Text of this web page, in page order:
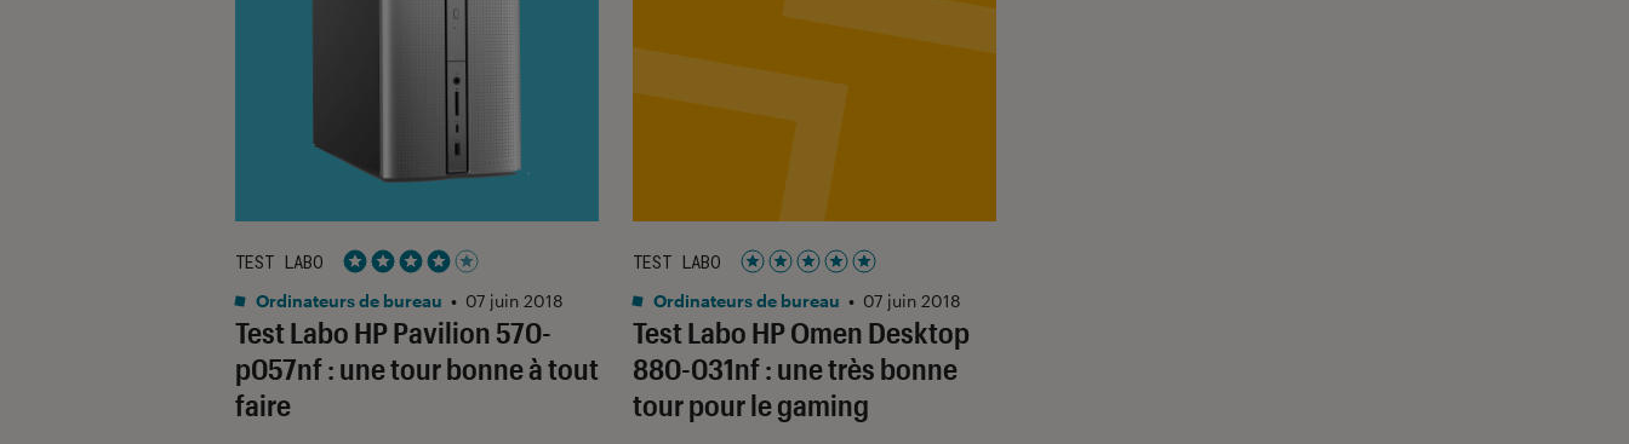
Test Labo HP Pavilion 570-
p057nf : une tour bonne à tout
faire
TEST LABO
Noté 4 étoiles sur 5
Ordinateurs de bureau • 07 juin 2018
Test Labo HP Omen Desktop
880-031nf : une très bonne
tour pour le gaming
TEST LABO
Noté 5 étoiles sur 5
Ordinateurs de bureau • 07 juin 2018